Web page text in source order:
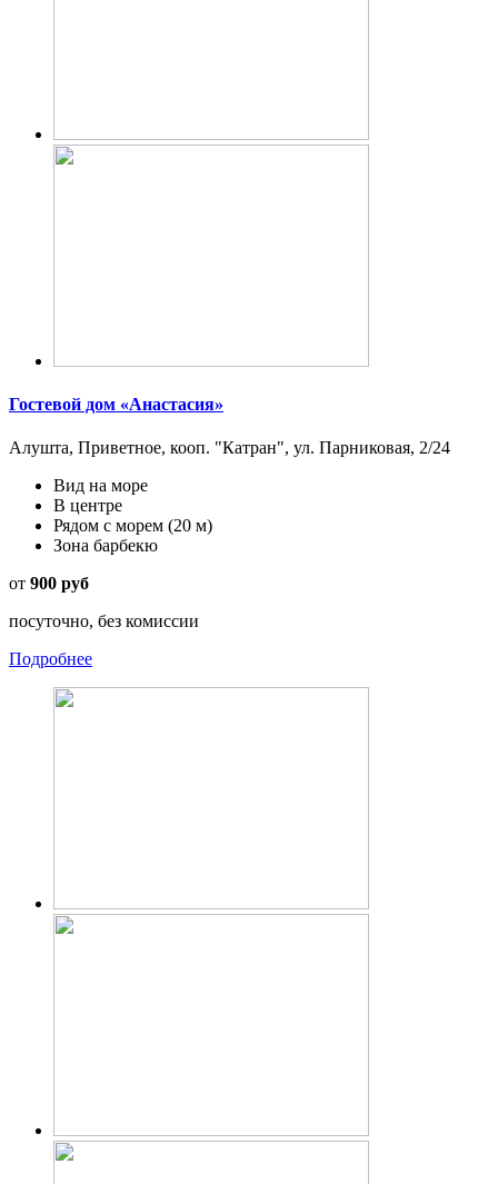
Гостевой дом «Анастасия»
Алушта, Приветное, кооп. "Катран", ул. Парниковая, 2/24
Вид на море
В центре
Рядом с морем (20 м)
Зона барбекю
от 900 руб
посуточно, без комиссии
Подробнее